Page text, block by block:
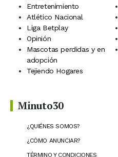
Entretenimiento
Atlético Nacional
Liga Betplay
Opinión
Mascotas perdidas y en
adopción
Tejiendo Hogares
Minuto30
¿QUIÉNES SOMOS?
¿CÓMO ANUNCIAR?
TÉRMINO Y CONDICIONES